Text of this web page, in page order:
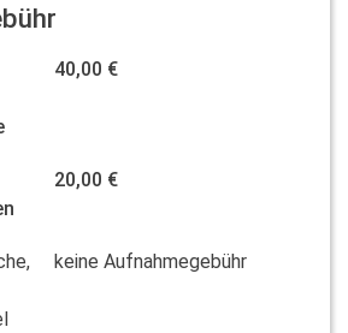
40,00 €
20,00 €
keine Aufnahmegebühr